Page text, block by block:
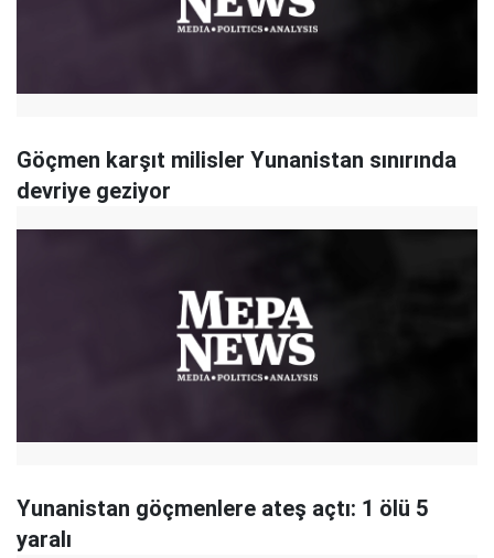
Göçmen karşıt milisler Yunanistan sınırında
devriye geziyor
Yunanistan göçmenlere ateş açtı: 1 ölü 5
yaralı